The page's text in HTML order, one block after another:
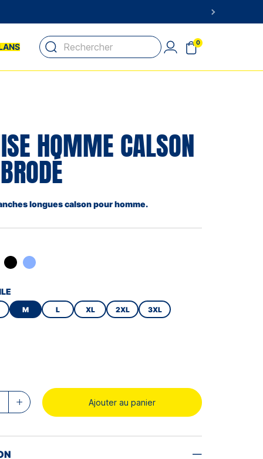
0
HOMME CALSON
longues calson pour homme.
M L XL 2XL 3XL
Ajouter au panier